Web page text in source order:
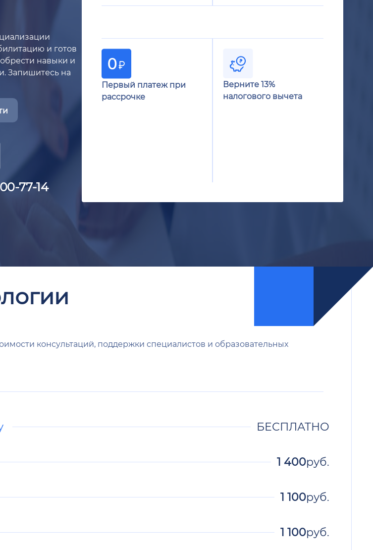
и готов
навыки и
Запишитесь на
77-14
Первый платеж при
рассрочке
Верните 13%
налогового вычета
консультаций, поддержки специалистов и образовательных
БЕСПЛАТНО
1 400руб.
1 100руб.
1 100руб.